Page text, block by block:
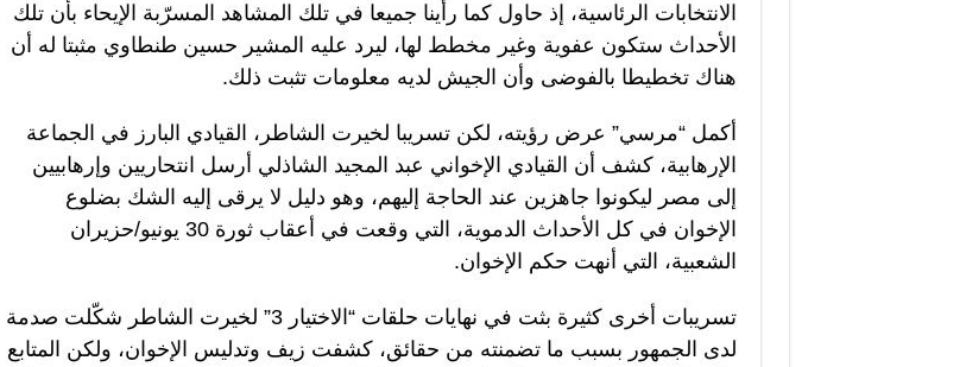
الانتخابات الرئاسية، إذ حاول كما رأينا جميعا في تلك المشاهد المسرّبة الإيحاء بأن تلك
الأحداث ستكون عفوية وغير مخطط لها، ليرد عليه المشير حسين طنطاوي مثبتا له أن
هناك تخطيطا بالفوضى وأن الجيش لديه معلومات تثبت ذلك.
أكمل “مرسي” عرض رؤيته، لكن تسريبا لخيرت الشاطر، القيادي البارز في الجماعة
الإرهابية، كشف أن القيادي الإخواني عبد المجيد الشاذلي أرسل انتحاريين وإرهابيين
إلى مصر ليكونوا جاهزين عند الحاجة إليهم، وهو دليل لا يرقى إليه الشك بضلوع
الإخوان في كل الأحداث الدموية، التي وقعت في أعقاب ثورة 30 يونيو/حزيران
الشعبية، التي أنهت حكم الإخوان.
تسريبات أخرى كثيرة بثت في نهايات حلقات “الاختيار 3” لخيرت الشاطر شكّلت صدمة
لدى الجمهور بسبب ما تضمنته من حقائق، كشفت زيف وتدليس الإخوان، ولكن المتابع